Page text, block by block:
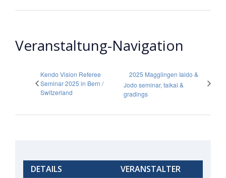
Veranstaltung-Navigation
Kendo Vision Referee
Seminar 2025 in Bern /
Switzerland
2025 Magglingen Iaido &
Jodo seminar, taikai &
gradings
DETAILS VERANSTALTER